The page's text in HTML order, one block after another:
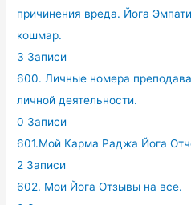
причинения вреда. Йога
кошмар.
3 Записи
600. Личные номера
личной деятельности.
0 Записи
601.Мой Карма Раджа Йога
2 Записи
602. Мои Йога Отзывы на все.